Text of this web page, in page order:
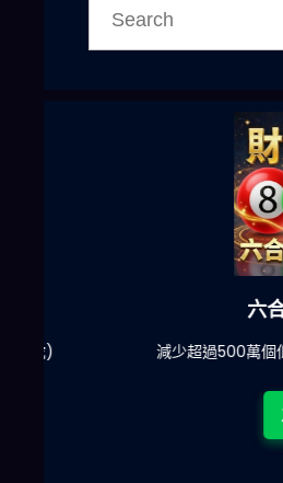
六合
減少超過500萬個低